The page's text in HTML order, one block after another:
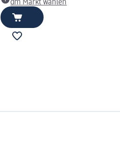
dm Markt wählen